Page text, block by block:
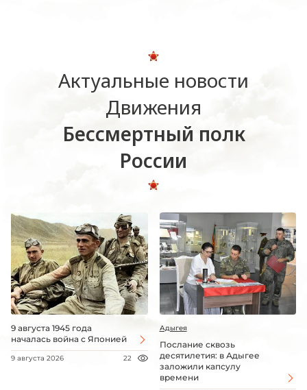
Актуальные новости
Движения
Бессмертный полк
России
9 августа 1945 года
началась война с Японией
9 августа 2026 22
Адыгея
Послание сквозь
десятилетия: в Адыгее
заложили капсулу
времени